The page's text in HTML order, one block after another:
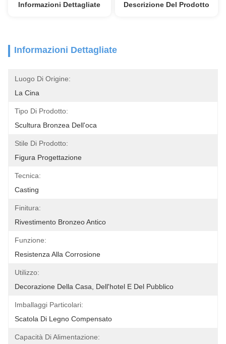
Informazioni Dettagliate Descrizione Del Prodotto
Informazioni Dettagliate
Luogo Di Origine:
La Cina
Tipo Di Prodotto:
Scultura Bronzea Dell'oca
Stile Di Prodotto:
Figura Progettazione
Tecnica:
Casting
Finitura:
Rivestimento Bronzeo Antico
Funzione:
Resistenza Alla Corrosione
Utilizzo:
Decorazione Della Casa, Dell'hotel E Del Pubblico
Imballaggi Particolari:
Scatola Di Legno Compensato
Capacità Di Alimentazione: